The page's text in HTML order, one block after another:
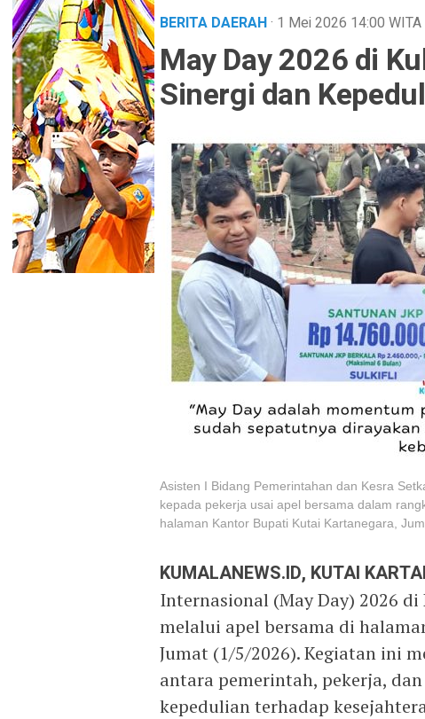
BERITA DAERAH· 1 Mei 2026 14:00 WITA
May Day 2026 di
Sinergi dan
Asisten I Bidang Pemerintahan dan Kesra
kepada pekerja usai apel bersama dalam
halaman Kantor Bupati Kutai Kartanegara,
KUMALANEWS.ID, KUTAI
Internasional (May Day) 2026
melalui apel bersama di
Jumat (1/5/2026). Kegiatan ini
antara pemerintah, pekerja,
kepedulian terhadap